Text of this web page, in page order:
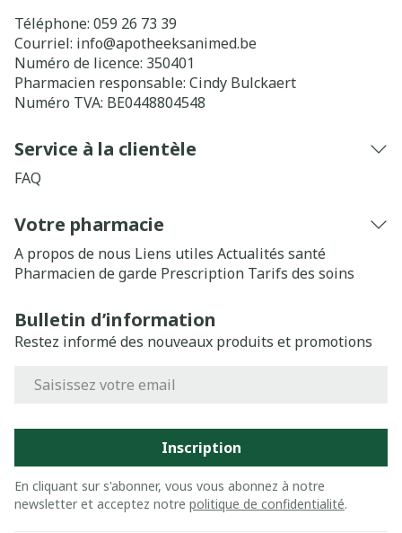
Téléphone: 059 26 73 39
Courriel: info@apotheeksanimed.be
Numéro de licence: 350401
Pharmacien responsable: Cindy Bulckaert
Numéro TVA: BE0448804548
Service à la clientèle
FAQ
Votre pharmacie
A propos de nous Liens utiles Actualités santé
Pharmacien de garde Prescription Tarifs des soins
Bulletin d’information
Restez informé des nouveaux produits et promotions
Inscription
En cliquant sur s'abonner, vous vous abonnez à notre
newsletter et acceptez notre politique de confidentialité.